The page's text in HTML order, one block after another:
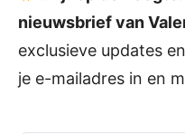
nieuwsbrief van
exclusieve updates
je e-mailadres in en